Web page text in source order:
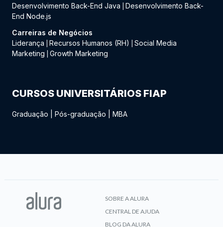
Desenvolvimento Back-End Java
Desenvolvimento Back-
End Node.js
Carreiras de Negócios
Liderança
Recursos Humanos (RH)
Social Media
Marketing
Growth Marketing
CURSOS UNIVERSITÁRIOS FIAP
Graduação Pós-graduação MBA
SOBRE A ALURA
CENTRAL DE AJUDA
BLOG DA ALURA